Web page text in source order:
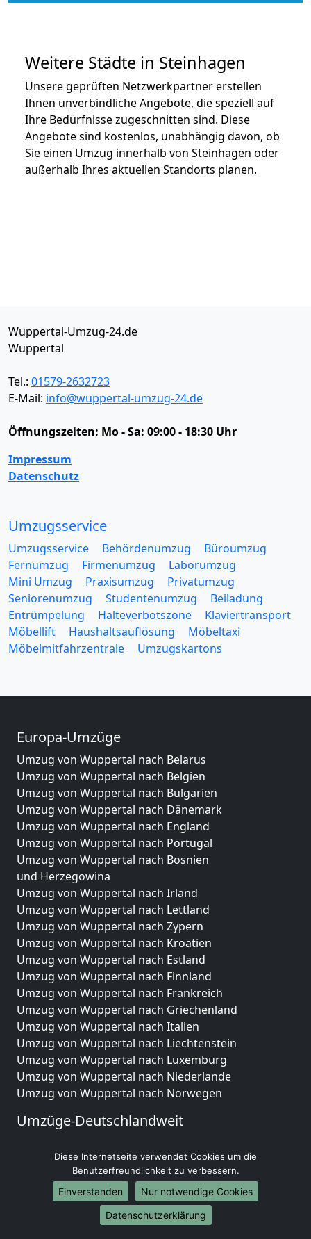
Weitere Städte in Steinhagen
Unsere geprüften Netzwerkpartner erstellen
Ihnen unverbindliche Angebote, die speziell auf
Ihre Bedürfnisse zugeschnitten sind. Diese
Angebote sind kostenlos, unabhängig davon, ob
Sie einen Umzug innerhalb von Steinhagen oder
außerhalb Ihres aktuellen Standorts planen.
Wuppertal-Umzug-24.de
Wuppertal
Tel.: 01579-2632723
E-Mail: info@wuppertal-umzug-24.de
Öffnungszeiten: Mo - Sa: 09:00 - 18:30 Uhr
Impressum
Datenschutz
Umzugsservice
Umzugsservice Behördenumzug
Büroumzug
Fernumzug
Firmenumzug
Laborumzug
Mini Umzug
Praxisumzug
Privatumzug
Seniorenumzug
Studentenumzug
Beiladung
Entrümpelung
Halteverbotszone
Klaviertransport
Möbellift
Haushaltsauflösung
Möbeltaxi
Möbelmitfahrzentrale
Umzugskartons
Europa-Umzüge
Umzug von Wuppertal nach Belarus
Umzug von Wuppertal nach Belgien
Umzug von Wuppertal nach Bulgarien
Umzug von Wuppertal nach Dänemark
Umzug von Wuppertal nach England
Umzug von Wuppertal nach Portugal
Umzug von Wuppertal nach Bosnien
und Herzegowina
Umzug von Wuppertal nach Irland
Umzug von Wuppertal nach Lettland
Umzug von Wuppertal nach Zypern
Umzug von Wuppertal nach Kroatien
Umzug von Wuppertal nach Estland
Umzug von Wuppertal nach Finnland
Umzug von Wuppertal nach Frankreich
Umzug von Wuppertal nach Griechenland
Umzug von Wuppertal nach Italien
Umzug von Wuppertal nach Liechtenstein
Umzug von Wuppertal nach Luxemburg
Umzug von Wuppertal nach Niederlande
Umzug von Wuppertal nach Norwegen
Umzüge-Deutschlandweit
Umzug von Wuppertal nach Hamburg
Umzug von Wuppertal nach München
Umzug von Wuppertal nach Köln
Umzug von Wuppertal nach Frankfurt am Main
Umzug von Wuppertal nach Stuttgart
Diese Internetseite verwendet Cookies um die
Benutzerfreundlichkeit zu verbessern.
Einverstanden
Nur notwendige Cookies
Datenschutzerklärung